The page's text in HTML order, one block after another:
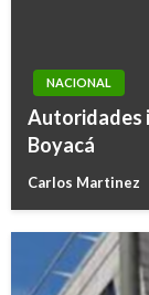
NACIONAL
Autoridades
Boyacá
Carlos Martinez